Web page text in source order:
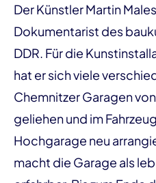
Der Künstler Martin
Dokumentarist des
DDR. Für die
hat er sich viele
Chemnitzer Garagen
geliehen und im
Hochgarage neu
macht die Garage als